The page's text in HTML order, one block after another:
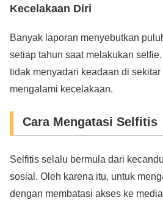
Kecelakaan Diri
Banyak laporan menyebutkan
setiap tahun saat melakukan
tidak menyadari keadaan di
mengalami kecelakaan.
Cara Mengatasi Selfitis
Selfitis selalu bermula dari
sosial. Oleh karena itu, untuk
dengan membatasi akses ke